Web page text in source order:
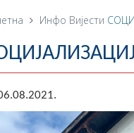
Инфо Вијести